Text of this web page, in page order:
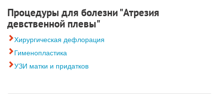
Процедуры для болезни "Атрезия
девственной плевы"
Хирургическая дефлорация
Гименопластика
УЗИ матки и придатков